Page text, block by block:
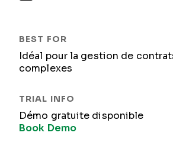
Idéal pour la gestion de
complexes
Démo gratuite disponible
Book Demo